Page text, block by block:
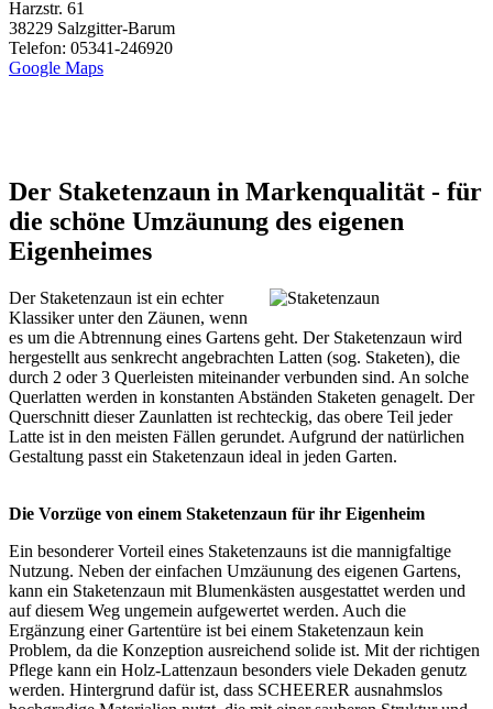
Harzstr. 61
38229 Salzgitter-Barum
Telefon: 05341-246920
Google Maps
Der Staketenzaun in Markenqualität - für
die schöne Umzäunung des eigenen
Eigenheimes
Der Staketenzaun ist ein echter
Klassiker unter den Zäunen, wenn
es um die Abtrennung eines Gartens geht. Der Staketenzaun wird
hergestellt aus senkrecht angebrachten Latten (sog. Staketen), die
durch 2 oder 3 Querleisten miteinander verbunden sind. An solche
Querlatten werden in konstanten Abständen Staketen genagelt. Der
Querschnitt dieser Zaunlatten ist rechteckig, das obere Teil jeder
Latte ist in den meisten Fällen gerundet. Aufgrund der natürlichen
Gestaltung passt ein Staketenzaun ideal in jeden Garten.
Die Vorzüge von einem Staketenzaun für ihr Eigenheim
Ein besonderer Vorteil eines Staketenzauns ist die mannigfaltige
Nutzung. Neben der einfachen Umzäunung des eigenen Gartens,
kann ein Staketenzaun mit Blumenkästen ausgestattet werden und
auf diesem Weg ungemein aufgewertet werden. Auch die
Ergänzung einer Gartentüre ist bei einem Staketenzaun kein
Problem, da die Konzeption ausreichend solide ist. Mit der richtigen
Pflege kann ein Holz-Lattenzaun besonders viele Dekaden genutz
werden. Hintergrund dafür ist, dass SCHEERER ausnahmslos